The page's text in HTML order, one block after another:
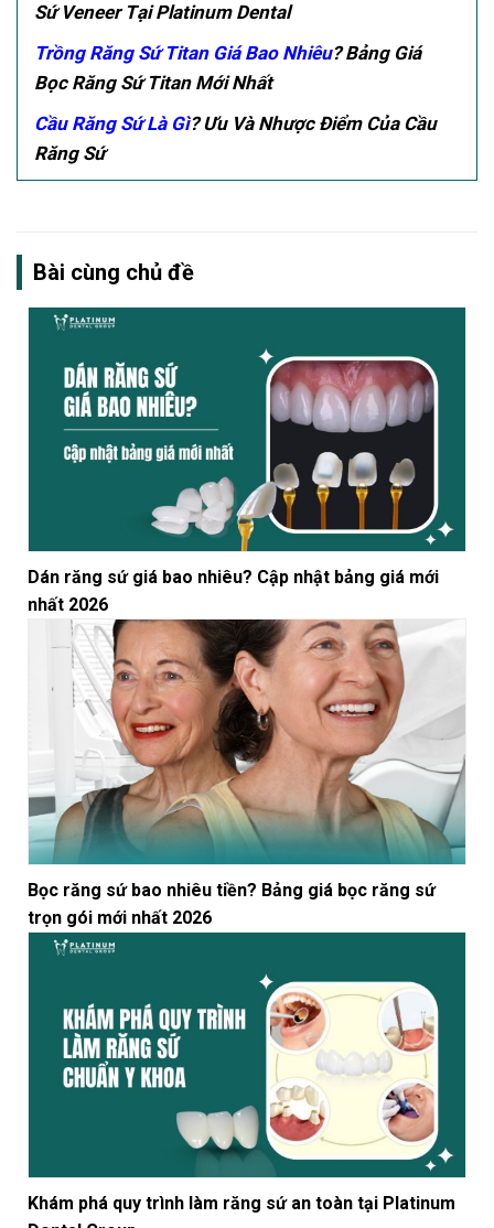
Sứ Veneer Tại Platinum Dental
Trồng Răng Sứ Titan Giá Bao Nhiêu? Bảng Giá
Bọc Răng Sứ Titan Mới Nhất
Cầu Răng Sứ Là Gì? Ưu Và Nhược Điểm Của Cầu
Răng Sứ
Bài cùng chủ đề
Dán răng sứ giá bao nhiêu? Cập nhật bảng giá mới
nhất 2026
Bọc răng sứ bao nhiêu tiền? Bảng giá bọc răng sứ
trọn gói mới nhất 2026
Khám phá quy trình làm răng sứ an toàn tại Platinum